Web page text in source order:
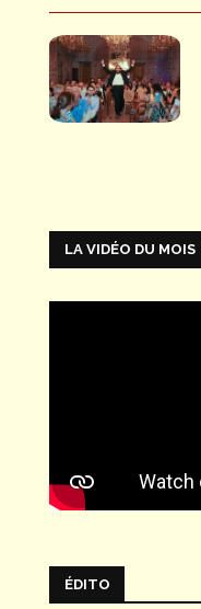
LA VIDÉO DU MOIS
ÉDITO